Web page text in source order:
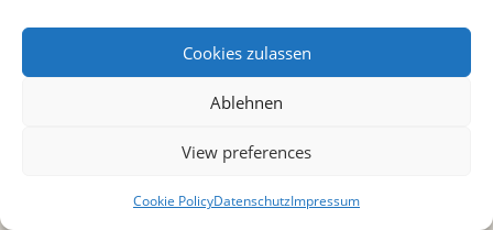
Cookies zulassen
Ablehnen
View preferences
Cookie PolicyDatenschutzImpressum